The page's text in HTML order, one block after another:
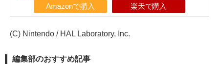
Amazonで購入 楽天で購入
(C) Nintendo / HAL Laboratory, Inc.
編集部のおすすめ記事